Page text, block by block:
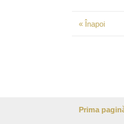
« Înapoi
Prima